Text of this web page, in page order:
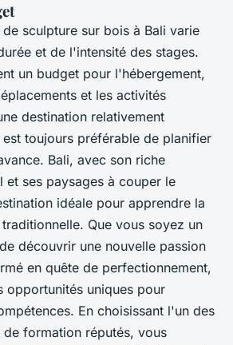
sculpture sur bois à Bali varie
et de l'intensité des stages.
un budget pour l'hébergement,
et les activités
destination relativement
toujours préférable de planifier
Bali, avec son riche
et ses paysages à couper le
idéale pour apprendre la
Que vous soyez un
découvrir une nouvelle passion
en quête de perfectionnement,
opportunités uniques pour
En choisissant l'un des
de formation réputés, vous